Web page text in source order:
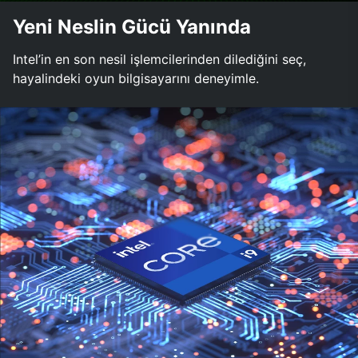
Yeni Neslin Gücü Yanında
Intel’in en son nesil işlemcilerinden dilediğini seç,
hayalindeki oyun bilgisayarını deneyimle.